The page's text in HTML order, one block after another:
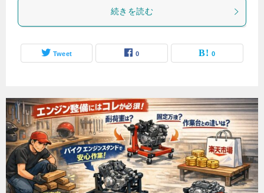
続きを読む
Tweet 0 0